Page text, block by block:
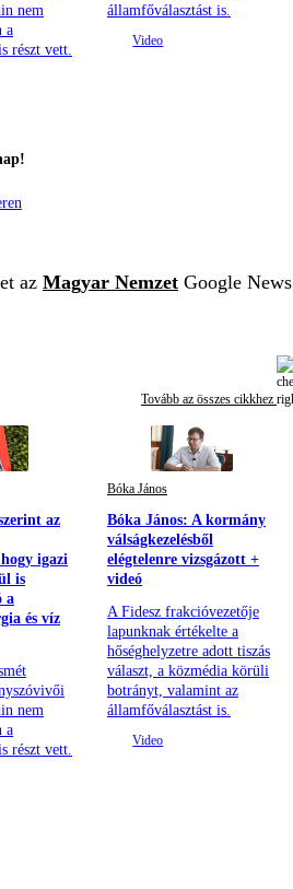
nem
a
részt vett.
államfőválasztást is.
az Magyar Nemzet Google News
Tovább az összes cikkhez
az
igazi
is
a
és víz
nem
a
részt vett.
Bóka János
Bóka János: A kormány
válságkezelésből
elégtelenre vizsgázott +
videó
A Fidesz frakcióvezetője
lapunknak értékelte a
hőséghelyzetre adott tiszás
választ, a közmédia körüli
botrányt, valamint az
államfőválasztást is.